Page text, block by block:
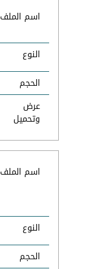
اسم الملف
النوع
الحجم
عرض
وتحميل
اسم الملف
النوع
الحجم